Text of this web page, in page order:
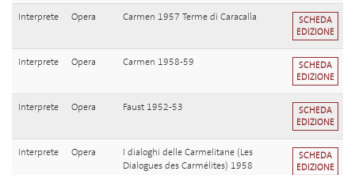
Interprete Opera Carmen 1957 Terme di Caracalla
SCHEDA
EDIZIONE
Interprete Opera Carmen 1958-59
SCHEDA
EDIZIONE
Interprete Opera Faust 1952-53
SCHEDA
EDIZIONE
Interprete Opera
I dialoghi delle Carmelitane (Les
Dialogues des Carmélites) 1958
SCHEDA
EDIZIONE